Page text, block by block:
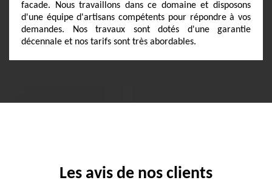
facade. Nous travaillons dans ce domaine et disposons
d'une équipe d'artisans compétents pour répondre à vos
demandes. Nos travaux sont dotés d'une garantie
décennale et nos tarifs sont très abordables.
Les avis de nos clients